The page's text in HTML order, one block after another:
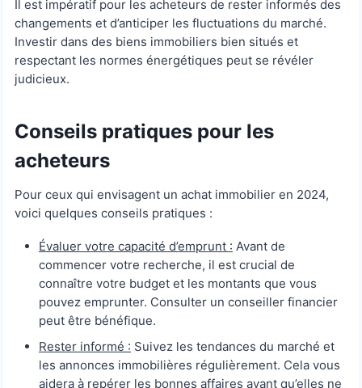
Il est impératif pour les acheteurs de rester informés des
changements et d’anticiper les fluctuations du marché.
Investir dans des biens immobiliers bien situés et
respectant les normes énergétiques peut se révéler
judicieux.
Conseils pratiques pour les
acheteurs
Pour ceux qui envisagent un achat immobilier en 2024,
voici quelques conseils pratiques :
Évaluer votre capacité d’emprunt : Avant de
commencer votre recherche, il est crucial de
connaître votre budget et les montants que vous
pouvez emprunter. Consulter un conseiller financier
peut être bénéfique.
Rester informé : Suivez les tendances du marché et
les annonces immobilières régulièrement. Cela vous
aidera à repérer les bonnes affaires avant qu’elles ne